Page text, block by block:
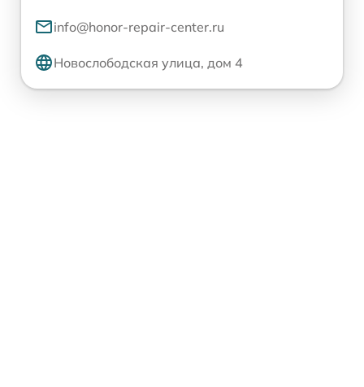
info@honor-repair-center.ru
Новослободская улица, дом 4